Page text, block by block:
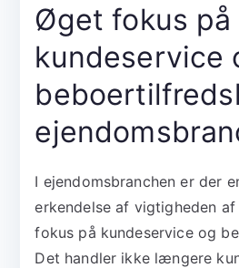
Øget fokus på
kundeservice
I ejendomsbranchen er der
erkendelse af vigtigheden
fokus på kundeservice og
Det handler ikke længere